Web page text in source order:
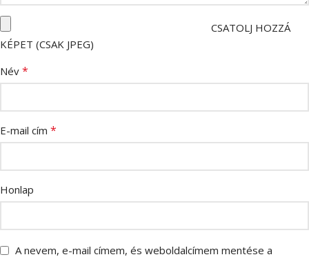
CSATOLJ HOZZÁ
KÉPET (CSAK JPEG)
Név *
E-mail cím *
Honlap
A nevem, e-mail címem, és weboldalcímem mentése a